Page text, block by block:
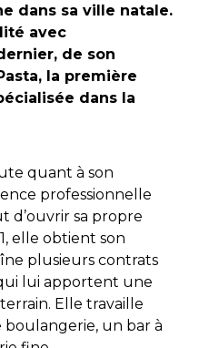
dans sa ville natale.
avec
de son
la première
dans la
quant à son
professionnelle
d’ouvrir sa propre
elle obtient son
plusieurs contrats
lui apportent une
Elle travaille
boulangerie, un bar à